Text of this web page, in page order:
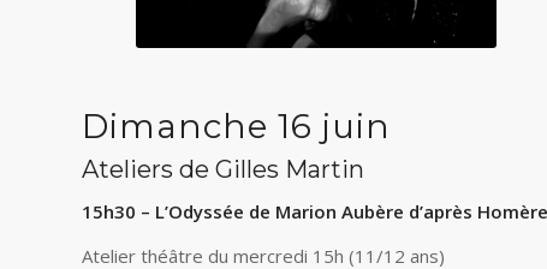
Dimanche 16 juin
Ateliers de Gilles Martin
15h30 – L’Odyssée de Marion Aubère d’après Homère
Atelier théâtre du mercredi 15h (11/12 ans)